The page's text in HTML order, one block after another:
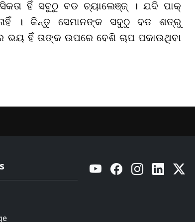
ହିଁ ସବୁଠୁ ବଡ ଚ୍ୟାଲେଞ୍ଜ୍ । ଯଦି ପାକ୍
। କିନ୍ତୁ ସେମାନଙ୍କ ସବୁଠୁ ବଡ ଶତ୍ରୁ
ଭୟ ହିଁ ତାଙ୍କ ଉପରେ ବେଶି ଚାପ ପକାଉଥିବା
YouTube Facebook Instagram